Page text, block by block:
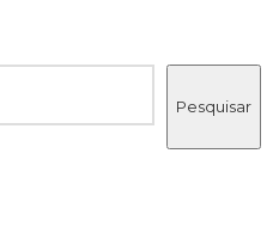
Pesquisar